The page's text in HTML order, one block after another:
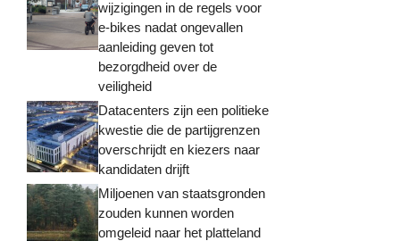
wijzigingen in de regels voor
e-bikes nadat ongevallen
aanleiding geven tot
bezorgdheid over de
veiligheid
Datacenters zijn een politieke
kwestie die de partijgrenzen
overschrijdt en kiezers naar
kandidaten drijft
Miljoenen van staatsgronden
zouden kunnen worden
omgeleid naar het platteland